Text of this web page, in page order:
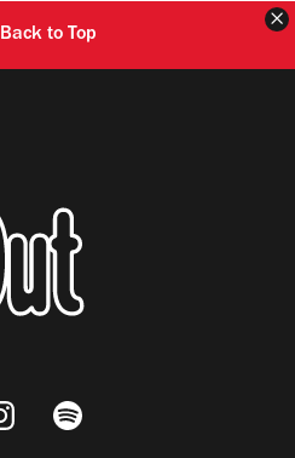
Back to Top